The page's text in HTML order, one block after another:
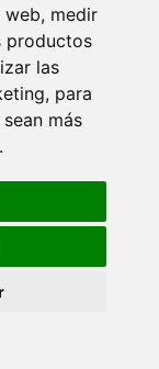
web, medir
productos
las
, para
más
.
Con